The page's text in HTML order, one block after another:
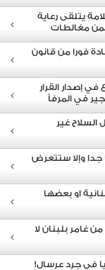
يتلقى رعاية
مغالطات
فورا من قانون
إصدار القرار
في المرفأ
غير
وإلا ستتعرض
او بعضها
غامر بلبنان لا
في جرد عرسال!